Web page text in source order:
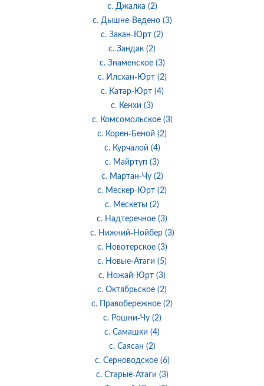
с. Джалка (2)
с. Дышне-Ведено (3)
с. Закан-Юрт (2)
с. Зандак (2)
с. Знаменское (3)
с. Илсхан-Юрт (2)
с. Катар-Юрт (4)
с. Кенхи (3)
с. Комсомольское (3)
с. Корен-Беной (2)
с. Курчалой (4)
с. Майртуп (3)
с. Мартан-Чу (2)
с. Мескер-Юрт (2)
с. Мескеты (2)
с. Надтеречное (3)
с. Нижний-Нойбер (3)
с. Новотерское (3)
с. Новые-Атаги (5)
с. Ножай-Юрт (3)
с. Октябрьское (2)
с. Правобережное (2)
с. Рошни-Чу (2)
с. Самашки (4)
с. Саясан (2)
с. Серноводское (6)
с. Старые-Атаги (3)